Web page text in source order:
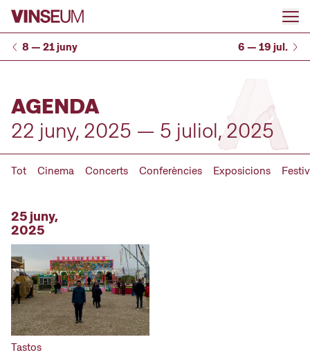
Anar al contingut
8 — 21 juny 6 — 19 jul.
AGENDA
22 juny, 2025 — 5 juliol, 2025
Tot Cinema Concerts Conferències Exposicions
25 juny,
2025
Tastos